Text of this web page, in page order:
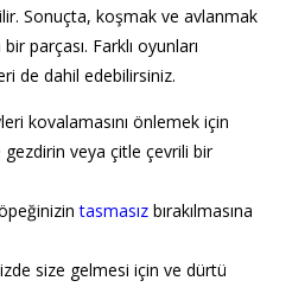
Sonuçta, koşmak ve avlanmak
parçası. Farklı oyunları
de dahil edebilirsiniz.
kovalamasını önlemek için
veya çitle çevrili bir
tasmasızbırakılmasına
size gelmesi için ve dürtü